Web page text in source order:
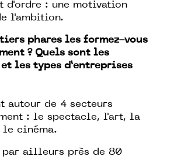
d'ordre : une motivation
l'ambition.
phares les formez-vous
? Quels sont les
les types d’entreprises
autour de 4 secteurs
: le spectacle, l'art, la
le cinéma.
par ailleurs près de 80